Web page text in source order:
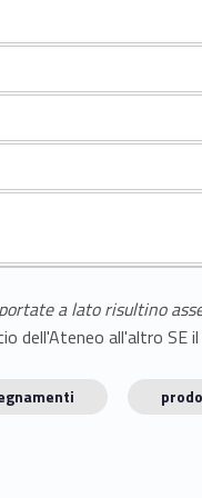
a lato risultino
dell'Ateneo all'altro